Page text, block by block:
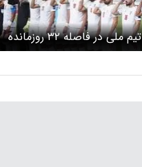
تیم ملی در فاصله ۳۲ روزمانده
تا جام جهانی چه می کند +